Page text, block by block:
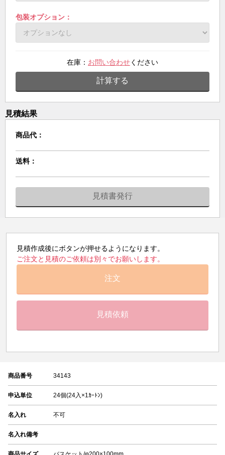
包装オプション：
在庫： お問い合わせください
計算する
見積結果
商品代：
送料：
見積書発行
見積作成後にボタンが押せるようになります。
ご注文と見積のご依頼は別々でお願いします。
注文
見積依頼
商品番号 34143
申込単位 24個(24入×1ｶｰﾄﾝ)
名入れ 不可
名入れ備考